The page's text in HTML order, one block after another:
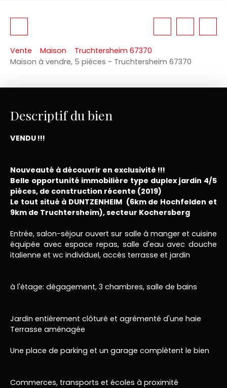
Vente Maison
Truchtersheim 67370
Maison à vendre, 5 pièces - Truchtersheim 67370
Descriptif du bien
VENDU !!!
Nouveauté à découvrir en exclusivité !!!
Belle opportunité immobilière type duplex jardin 4/5
pièces, de construction récente (2019)
Le tout situé à DUNTZENHEIM (6km de Hochfelden et
9km de Truchtersheim), secteur Kochersberg
Entrée, salon-séjour ouvert sur salle à manger et cuisine
équipée avec espace repas, salle d'eau avec douche
italienne et wc individuel, accès terrasse et jardin
à l'étage: dégagement, 3 chambres, salle de bains
Jardin entièrement clôturé et agrémenté d'une haie
Terrasse aménagée
Une place de parking et un garage complètent le bien
Commerces, transports et écoles à proximité